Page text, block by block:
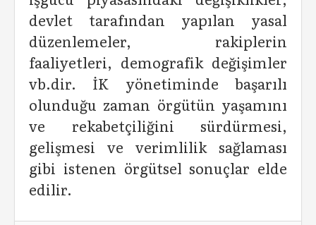
devlet tarafından yapılan yasal
düzenlemeler, rakiplerin
faaliyetleri, demografik değişimler
vb.dir. İK yönetiminde başarılı
olunduğu zaman örgütün yaşamını
ve rekabetçiliğini sürdürmesi,
gelişmesi ve verimlilik sağlaması
gibi istenen örgütsel sonuçlar elde
edilir.